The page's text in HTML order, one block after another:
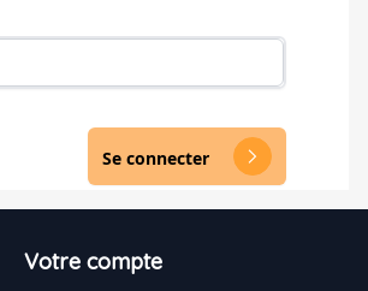
Se connecter arrow_forward_ios
Votre compte